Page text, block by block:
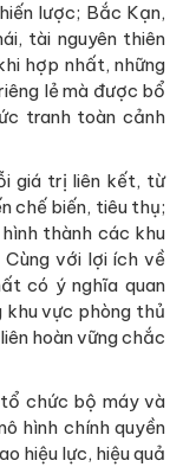
lược; Bắc Kạn,
tài nguyên thiên
hợp nhất, những
lẻ mà được bổ
tranh toàn cảnh
giá trị liên kết, từ
chế biến, tiêu thụ;
thành các khu
với lợi ích về
có ý nghĩa quan
khu vực phòng thủ
hoàn vững chắc
chức bộ máy và
hình chính quyền
hiệu lực, hiệu quả